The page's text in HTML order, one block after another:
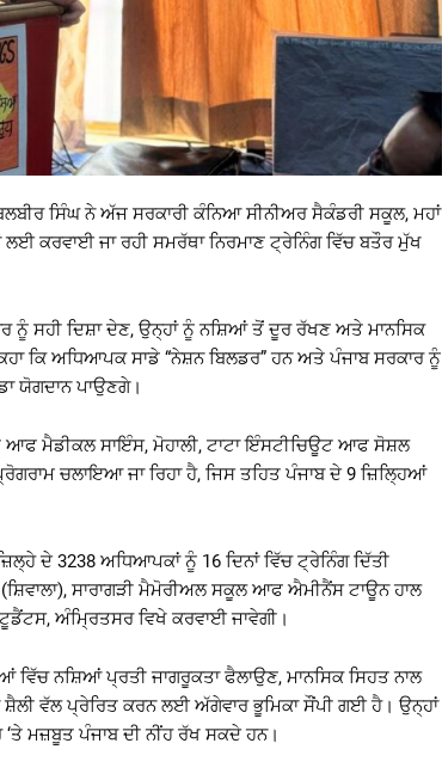
ਸਿੰਘ ਨੇ ਅੱਜ ਸਰਕਾਰੀ ਕੰਨਿਆ ਸੀਨੀਅਰ ਸੈਕੰਡਰੀ ਸਕੂਲ, ਮਹਾਂ
ਕਰਵਾਈ ਜਾ ਰਹੀ ਸਮਰੱਥਾ ਨਿਰਮਾਣ ਟ੍ਰੇਨਿੰਗ ਵਿੱਚ ਬਤੌਰ ਮੁੱਖ
ਨੂੰ ਸਹੀ ਦਿਸ਼ਾ ਦੇਣ, ਉਨ੍ਹਾਂ ਨੂੰ ਨਸ਼ਿਆਂ ਤੋਂ ਦੂਰ ਰੱਖਣ ਅਤੇ ਮਾਨਸਿਕ
ਕਿ ਅਧਿਆਪਕ ਸਾਡੇ “ਨੇਸ਼ਨ ਬਿਲਡਰ” ਹਨ ਅਤੇ ਪੰਜਾਬ ਸਰਕਾਰ ਨੂੰ
ਯੋਗਦਾਨ ਪਾਉਣਗੇ।
ਮੈਡੀਕਲ ਸਾਇੰਸ, ਮੋਹਾਲੀ, ਟਾਟਾ ਇੰਸਟੀਚਿਊਟ ਆਫ ਸੋਸ਼ਲ
ਚਲਾਇਆ ਜਾ ਰਿਹਾ ਹੈ, ਜਿਸ ਤਹਿਤ ਪੰਜਾਬ ਦੇ 9 ਜ਼ਿਲ੍ਹਿਆਂ
ਦੇ 3238 ਅਧਿਆਪਕਾਂ ਨੂੰ 16 ਦਿਨਾਂ ਵਿੱਚ ਟ੍ਰੇਨਿੰਗ ਦਿੱਤੀ
ਸਾਰਾਗੜੀ ਮੈਮੋਰੀਅਲ ਸਕੂਲ ਆਫ ਐਮੀਨੈਂਸ ਟਾਊਨ ਹਾਲ
ਅੰਮ੍ਰਿਤਸਰ ਵਿਖੇ ਕਰਵਾਈ ਜਾਵੇਗੀ।
ਨਸ਼ਿਆਂ ਪ੍ਰਤੀ ਜਾਗਰੂਕਤਾ ਫੈਲਾਉਣ, ਮਾਨਸਿਕ ਸਿਹਤ ਨਾਲ
ਵੱਲ ਪ੍ਰੇਰਿਤ ਕਰਨ ਲਈ ਅੱਗੇਵਾਰ ਭੂਮਿਕਾ ਸੌਂਪੀ ਗਈ ਹੈ। ਉਨ੍ਹਾਂ
ਮਜ਼ਬੂਤ ਪੰਜਾਬ ਦੀ ਨੀਂਹ ਰੱਖ ਸਕਦੇ ਹਨ।